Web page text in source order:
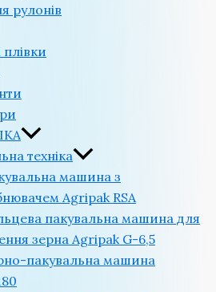
рулонів
техніка
машина з
Agripak RSA
пакувальна машина для
зерна Agripak G-6,5
пакувальна машина